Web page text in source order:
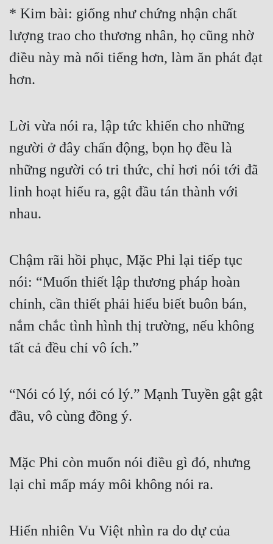
* Kim bài: giống như chứng nhận chất
lượng trao cho thương nhân, họ cũng nhờ
điều này mà nổi tiếng hơn, làm ăn phát đạt
hơn.
Lời vừa nói ra, lập tức khiến cho những
người ở đây chấn động, bọn họ đều là
những người có tri thức, chỉ hơi nói tới đã
linh hoạt hiểu ra, gật đầu tán thành với
nhau.
Chậm rãi hồi phục, Mặc Phi lại tiếp tục
nói: “Muốn thiết lập thương pháp hoàn
chỉnh, cần thiết phải hiểu biết buôn bán,
nắm chắc tình hình thị trường, nếu không
tất cả đều chỉ vô ích.”
“Nói có lý, nói có lý.” Mạnh Tuyền gật gật
đầu, vô cùng đồng ý.
Mặc Phi còn muốn nói điều gì đó, nhưng
lại chỉ mấp máy môi không nói ra.
Hiển nhiên Vu Việt nhìn ra do dự của